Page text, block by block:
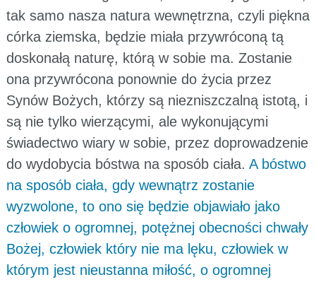
tak samo nasza natura wewnętrzna, czyli piękna
córka ziemska, będzie miała przywróconą tą
doskonałą naturę, którą w sobie ma. Zostanie
ona przywrócona ponownie do życia przez
Synów Bożych, którzy są niezniszczalną istotą, i
są nie tylko wierzącymi, ale wykonującymi
świadectwo wiary w sobie, przez doprowadzenie
do wydobycia bóstwa na sposób ciała. A bóstwo
na sposób ciała, gdy wewnątrz zostanie
wyzwolone, to ono się będzie objawiało jako
człowiek o ogromnej, potężnej obecności chwały
Bożej, człowiek który nie ma lęku, człowiek w
którym jest nieustanna miłość, o ogromnej